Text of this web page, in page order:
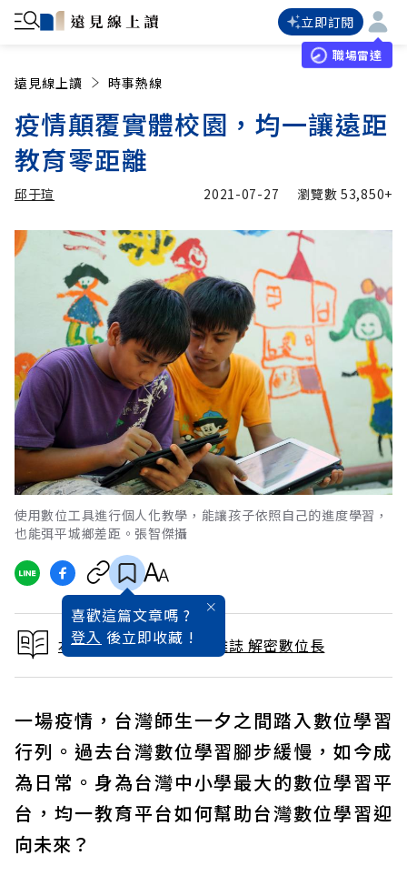
立即訂閱
職場雷達
遠見線上讀 時事熱線
疫情顛覆實體校園，均一讓遠距
教育零距離
邱于瑄
邱于瑄 加入追蹤
2021-07-27 瀏覽數53,850+
使用數位工具進行個人化教學，能讓孩子依照自己的進度學習，
也能弭平城鄉差距。張智傑攝
喜歡這篇文章嗎 ?
登入 後立即收藏 !
本文出自 2021 / 8月號雜誌 解密數位長
一場疫情，台灣師生一夕之間踏入數位學習
行列。過去台灣數位學習腳步緩慢，如今成
為日常。身為台灣中小學最大的數位學習平
台，均一教育平台如何幫助台灣數位學習迎
向未來？